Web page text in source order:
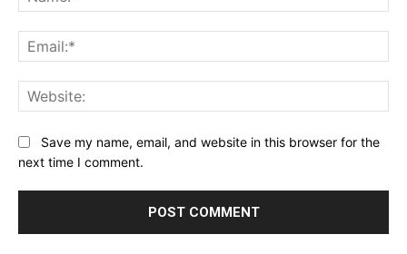
Save my name, email, and website in this browser for the
next time I comment.